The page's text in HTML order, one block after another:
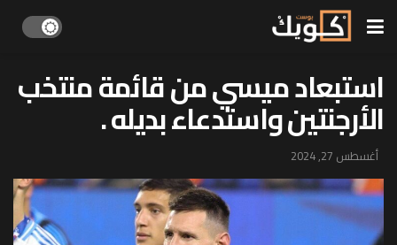
استبعاد ميسي من قائمة منتخب
الأرجنتين واستدعاء بديله .
أغسطس 27, 2024